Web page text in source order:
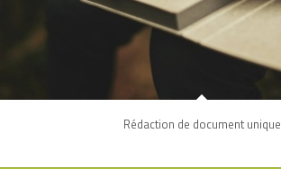
Rédaction de document unique